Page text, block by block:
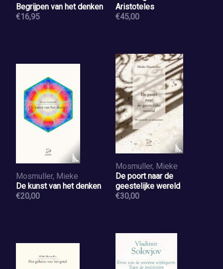
Begrijpen van het denken
€16,95
Aristoteles
€45,00
Mosmuller, Mieke
De kunst van het denken
€20,00
Mosmuller, Mieke
De poort naar de
geestelijke wereld
€30,00